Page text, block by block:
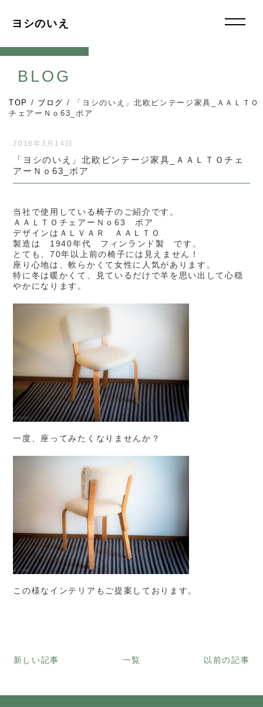
ヨシのいえ
BLOG
TOP / ブログ /
「ヨシのいえ」北欧ビンテージ家具_ＡＡＬＴＯ
チェアーＮｏ63_ボア
2016年3月14日
「ヨシのいえ」北欧ビンテージ家具_ＡＡＬＴＯチェ
アーＮｏ63_ボア
当社で使用している椅子のご紹介です。
ＡＡＬＴＯチェアーＮｏ63 ボア
デザインはＡＬＶＡＲ ＡＡＬＴＯ
製造は 1940年代 フィンランド製 です。
とても、70年以上前の椅子には見えません！
座り心地は、軟らかくて女性に人気があります。
特に冬は暖かくて、見ているだけで羊を思い出して心穏
やかになります。
一度、座ってみたくなりませんか？
この様なインテリアもご提案しております。
新しい記事 一覧 以前の記事